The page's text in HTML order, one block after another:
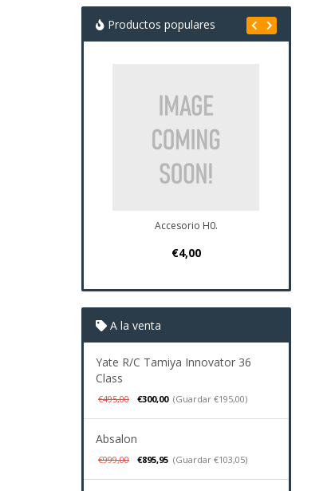
Productos populares
Accesorio H0.
€4,00
A la venta
Yate R/C Tamiya Innovator 36
Class
€495,00 €300,00 (Guardar €195,00)
Absalon
€999,00 €895,95 (Guardar €103,05)